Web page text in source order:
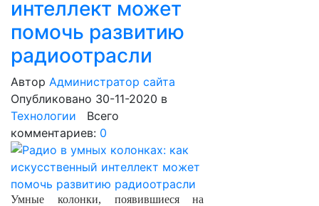
интеллект может
помочь развитию
радиоотрасли
Автор Администратор сайта
Опубликовано 30-11-2020 в
Технологии Всего
комментариев: 0
Умные колонки, появившиеся на